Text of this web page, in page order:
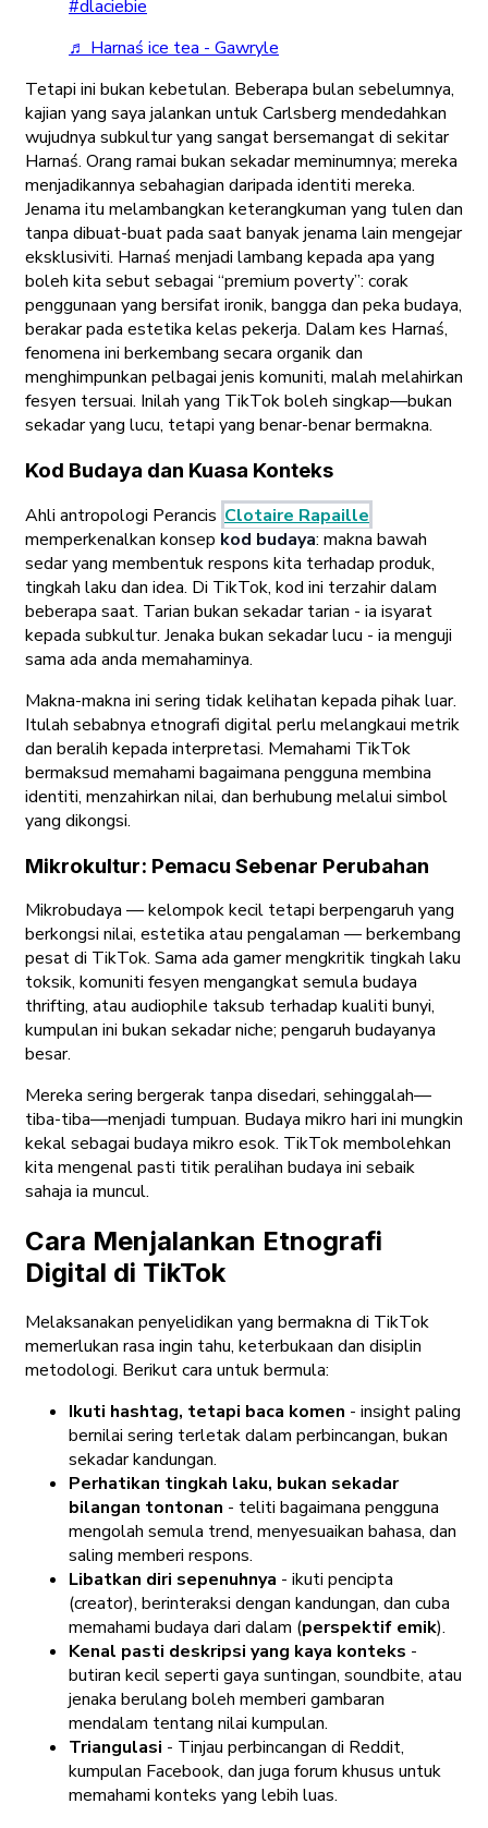
#dlaciebie
♬ Harnaś ice tea - Gawryle
Tetapi ini bukan kebetulan. Beberapa bulan sebelumnya,
kajian yang saya jalankan untuk Carlsberg mendedahkan
wujudnya subkultur yang sangat bersemangat di sekitar
Harnaś. Orang ramai bukan sekadar meminumnya; mereka
menjadikannya sebahagian daripada identiti mereka.
Jenama itu melambangkan keterangkuman yang tulen dan
tanpa dibuat-buat pada saat banyak jenama lain mengejar
eksklusiviti. Harnaś menjadi lambang kepada apa yang
boleh kita sebut sebagai “premium poverty”: corak
penggunaan yang bersifat ironik, bangga dan peka budaya,
berakar pada estetika kelas pekerja. Dalam kes Harnaś,
fenomena ini berkembang secara organik dan
menghimpunkan pelbagai jenis komuniti, malah melahirkan
fesyen tersuai. Inilah yang TikTok boleh singkap—bukan
sekadar yang lucu, tetapi yang benar-benar bermakna.
Kod Budaya dan Kuasa Konteks
Ahli antropologi Perancis Clotaire Rapaille
memperkenalkan konsep kod budaya: makna bawah
sedar yang membentuk respons kita terhadap produk,
tingkah laku dan idea. Di TikTok, kod ini terzahir dalam
beberapa saat. Tarian bukan sekadar tarian - ia isyarat
kepada subkultur. Jenaka bukan sekadar lucu - ia menguji
sama ada anda memahaminya.
Makna-makna ini sering tidak kelihatan kepada pihak luar.
Itulah sebabnya etnografi digital perlu melangkaui metrik
dan beralih kepada interpretasi. Memahami TikTok
bermaksud memahami bagaimana pengguna membina
identiti, menzahirkan nilai, dan berhubung melalui simbol
yang dikongsi.
Mikrokultur: Pemacu Sebenar Perubahan
Mikrobudaya — kelompok kecil tetapi berpengaruh yang
berkongsi nilai, estetika atau pengalaman — berkembang
pesat di TikTok. Sama ada gamer mengkritik tingkah laku
toksik, komuniti fesyen mengangkat semula budaya
thrifting, atau audiophile taksub terhadap kualiti bunyi,
kumpulan ini bukan sekadar niche; pengaruh budayanya
besar.
Mereka sering bergerak tanpa disedari, sehinggalah—
tiba-tiba—menjadi tumpuan. Budaya mikro hari ini mungkin
kekal sebagai budaya mikro esok. TikTok membolehkan
kita mengenal pasti titik peralihan budaya ini sebaik
sahaja ia muncul.
Cara Menjalankan Etnografi
Digital di TikTok
Melaksanakan penyelidikan yang bermakna di TikTok
memerlukan rasa ingin tahu, keterbukaan dan disiplin
metodologi. Berikut cara untuk bermula:
Ikuti hashtag, tetapi baca komen - insight paling
bernilai sering terletak dalam perbincangan, bukan
sekadar kandungan.
Perhatikan tingkah laku, bukan sekadar
bilangan tontonan - teliti bagaimana pengguna
mengolah semula trend, menyesuaikan bahasa, dan
saling memberi respons.
Libatkan diri sepenuhnya - ikuti pencipta
(creator), berinteraksi dengan kandungan, dan cuba
memahami budaya dari dalam (perspektif emik).
Kenal pasti deskripsi yang kaya konteks -
butiran kecil seperti gaya suntingan, soundbite, atau
jenaka berulang boleh memberi gambaran
mendalam tentang nilai kumpulan.
Triangulasi - Tinjau perbincangan di Reddit,
kumpulan Facebook, dan juga forum khusus untuk
memahami konteks yang lebih luas.